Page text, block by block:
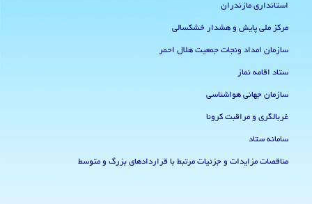
استانداری مازندران
مرکز ملی پایش و هشدار خشکسالی
سازمان امداد ونجات جمعیت هلال احمر
ستاد اقامه نماز
سازمان جهانی هواشناسی
غربالگری و مراقبت کرونا
سامانه ستاد
مناقصات مزایدات و جزئیات مرتبط با قراردادهای بزرگ و متوسط